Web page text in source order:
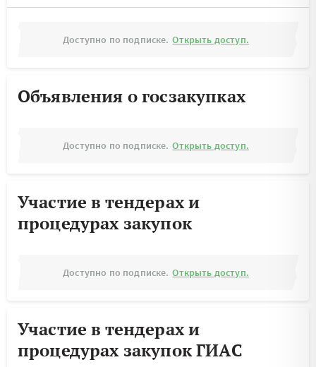
Доступно по подписке. Открыть доступ.
Объявления о госзакупках
Доступно по подписке. Открыть доступ.
Участие в тендерах и
процедурах закупок
Доступно по подписке. Открыть доступ.
Участие в тендерах и
процедурах закупок ГИАС